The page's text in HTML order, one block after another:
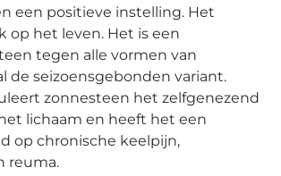
een positieve instelling. Het
op het leven. Het is een
tegen alle vormen van
de seizoensgebonden variant.
zonnesteen het zelfgenezend
lichaam en heeft het een
op chronische keelpijn,
reuma.